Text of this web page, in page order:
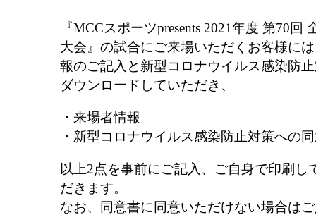
『MCCスポーツpresents 2021年度 第70
大会』の試合にご来場いただくお客様に
報のご記入と新型コロナウイルス感染防
ダウンロードしていただき、
・来場者情報
・新型コロナウイルス感染防止対策への
以上2点を事前にご記入、ご自身で印刷し
だきます。
なお、同意書に同意いただけない場合は